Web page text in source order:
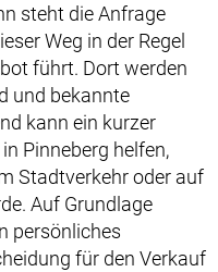
steht die Anfrage
Weg in der Regel
führt. Dort werden
und bekannte
kann ein kurzer
Pinneberg helfen,
Stadtverkehr oder auf
Auf Grundlage
persönliches
für den Verkauf